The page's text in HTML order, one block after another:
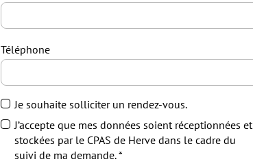
Téléphone
Je souhaite solliciter un rendez-vous.
J’accepte que mes données soient réceptionnées et
stockées par le CPAS de Herve dans le cadre du
suivi de ma demande.